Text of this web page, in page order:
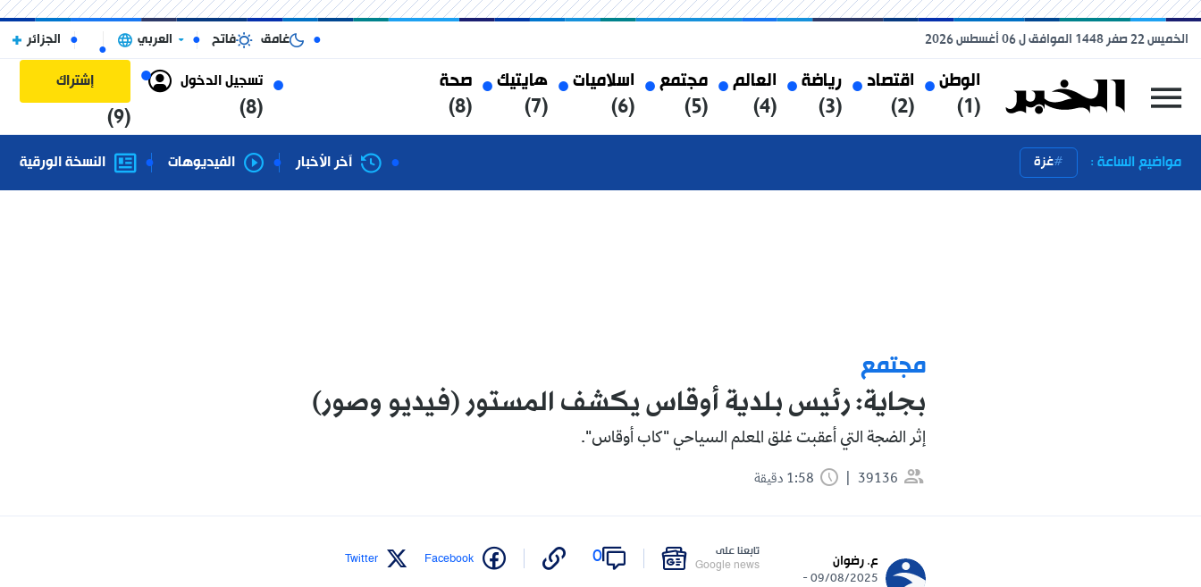
الوطن
(1)
اقتصاد
(2)
رياضة
(3)
العالم
(4)
مجتمع
(5)
اسلاميات
(6)
هايتيك
(7)
صحة
(8)
تسجيل الدخول
(8)
إشتراك
(9)
الخميس 22 صفر 1448 الموافق ل 06 أغسطس 2026 غامق فاتح العربي الجزائر
مواضيع الساعة : غزة آخر الأخبار الفيديوهات النسخة الورقية
مجتمع
بجاية: رئيس بلدية أوقاس يكشف المستور (فيديو وصور)
إثر الضجة التي أعقبت غلق المعلم السياحي "كاب أوقاس".
39136
ع. رضوان
09/08/2025 -
تابعنا على
Google news
0
Facebook
Twitter